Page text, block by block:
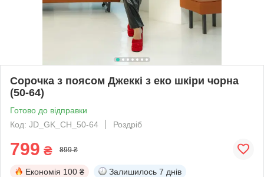
Сорочка з поясом Джеккі з еко шкіри чорна
(50-64)
Готово до відправки
Код: JD_GK_CH_50-64
Роздріб
799 ₴ 899 ₴
Економія 100 ₴ Залишилось 7 днів